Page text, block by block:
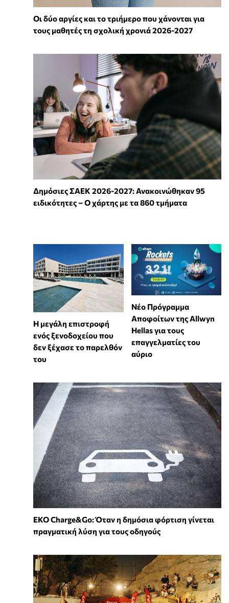
Οι δύο αργίες και το τριήμερο που χάνονται για
τους μαθητές τη σχολική χρονιά 2026-2027
Δημόσιες ΣΑΕΚ 2026-2027: Ανακοινώθηκαν 95
ειδικότητες – Ο χάρτης με τα 860 τμήματα
Η μεγάλη επιστροφή
ενός ξενοδοχείου που
δεν ξέχασε το παρελθόν
του
Νέο Πρόγραμμα
Αποφοίτων της Allwyn
Hellas για τους
επαγγελματίες του
αύριο
EKO Charge&Go: Όταν η δημόσια φόρτιση γίνεται
πραγματική λύση για τους οδηγούς